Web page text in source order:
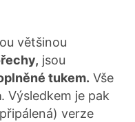
většinou
jsou
tukem. Vše
. Výsledkem je pak
verze